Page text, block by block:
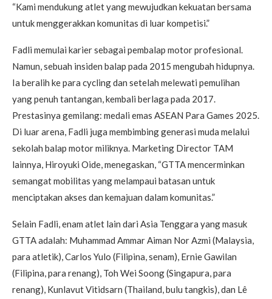
“Kami mendukung atlet yang mewujudkan kekuatan bersama
untuk menggerakkan komunitas di luar kompetisi.”
Fadli memulai karier sebagai pembalap motor profesional.
Namun, sebuah insiden balap pada 2015 mengubah hidupnya.
Ia beralih ke para cycling dan setelah melewati pemulihan
yang penuh tantangan, kembali berlaga pada 2017.
Prestasinya gemilang: medali emas ASEAN Para Games 2025.
Di luar arena, Fadli juga membimbing generasi muda melalui
sekolah balap motor miliknya. Marketing Director TAM
lainnya, Hiroyuki Oide, menegaskan, “GTTA mencerminkan
semangat mobilitas yang melampaui batasan untuk
menciptakan akses dan kemajuan dalam komunitas.”
Selain Fadli, enam atlet lain dari Asia Tenggara yang masuk
GTTA adalah: Muhammad Ammar Aiman Nor Azmi (Malaysia,
para atletik), Carlos Yulo (Filipina, senam), Ernie Gawilan
(Filipina, para renang), Toh Wei Soong (Singapura, para
renang), Kunlavut Vitidsarn (Thailand, bulu tangkis), dan Lê